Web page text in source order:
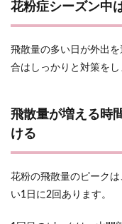
花粉症シーズン中
飛散量の多い日が外出
合はしっかりと対策をし
飛散量が増える時
ける
花粉の飛散量のピーク
い1日に2回あります。